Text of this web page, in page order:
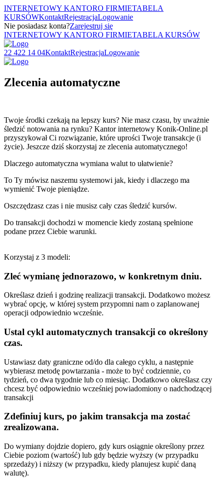
INTERNETOWY KANTORO FIRMIETABELA
KURSÓWKontaktRejestracjaLogowanie
Nie posiadasz konta?Zarejestruj się
INTERNETOWY KANTORO FIRMIETABELA KURSÓW
22 422 14 04KontaktRejestracjaLogowanie
Zlecenia automatyczne
Twoje środki czekają na lepszy kurs? Nie masz czasu, by uważnie
śledzić notowania na rynku? Kantor internetowy Konik-Online.pl
przyszykował Ci rozwiązanie, które uprości Twoje transakcje (i
życie). Jeszcze dziś skorzystaj ze zlecenia automatycznego!
Dlaczego automatyczna wymiana walut to ułatwienie?
To Ty mówisz naszemu systemowi jak, kiedy i dlaczego ma
wymienić Twoje pieniądze.
Oszczędzasz czas i nie musisz cały czas śledzić kursów.
Do transakcji dochodzi w momencie kiedy zostaną spełnione
podane przez Ciebie warunki.
Korzystaj z 3 modeli:
Zleć wymianę jednorazowo, w konkretnym dniu.
Określasz dzień i godzinę realizacji transakcji. Dodatkowo możesz
wybrać opcję, w której system przypomni nam o zaplanowanej
operacji odpowiednio wcześnie.
Ustal cykl automatycznych transakcji co określony
czas.
Ustawiasz daty graniczne od/do dla całego cyklu, a następnie
wybierasz metodę powtarzania - może to być codziennie, co
tydzień, co dwa tygodnie lub co miesiąc. Dodatkowo określasz czy
chcesz być odpowiednio wcześniej powiadomiony o nadchodzącej
transakcji
Zdefiniuj kurs, po jakim transakcja ma zostać
zrealizowana.
Do wymiany dojdzie dopiero, gdy kurs osiągnie określony przez
Ciebie poziom (wartość) lub gdy będzie wyższy (w przypadku
sprzedaży) i niższy (w przypadku, kiedy planujesz kupić daną
walutę).